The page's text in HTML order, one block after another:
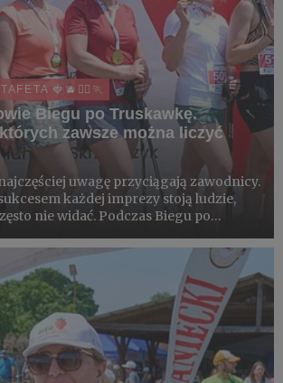
🍓🫐🏃‍♀️🏃
Biegu po Truskawkę.
zawsze można liczyć
uwagę przyciągają zawodnicy.
każdej imprezy stoją ludzie,
nie widać. Podczas Biegu po
społeczne swojej lokalnej wspólno...